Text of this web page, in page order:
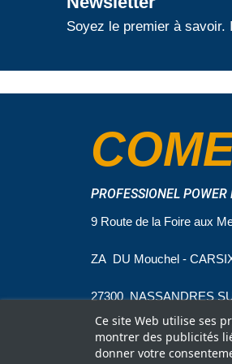
Soyez le premier à
PROFESSIONEL
9 Route de la Foire aux
ZA DU Mouchel -
27300 NASSANDRES
Ce site Web utilise ses
montrer des publicités
donner votre